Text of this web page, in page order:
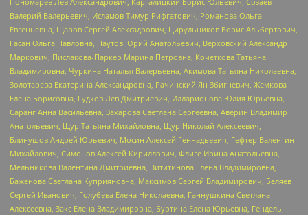
Валерий Валерьевич, Исламов Тимур Рифгатович, Романова Ольга
Евгеньевна, Щаров Сергей Алексадрович, Цирульников Борис Альбертович,
Гасан Ольга Павловна, Паутов Юрий Анатольевич, Верховский Александр
Маркович, Пислакова-Паркер Марина Петровна, Кочеткова Татьяна
Владимировна, Чуркина Наталья Валерьевна, Акимова Татьяна Николаевна,
Золотарева Екатерина Александровна, Рачинский Ян Збигневич, Жемкова
Елена Борисовна, Гудков Лев Дмитриевич, Илларионова Юлия Юрьевна,
Саранг Анна Васильевна, Захарова Светлана Сергеевна, Аверин Владимир
Анатольевич, Щур Татьяна Михайловна, Щур Николай Алексеевич,
Блинушов Андрей Юрьевич, Мосин Алексей Геннадьевич, Гефтер Валентин
Михайлович, Симонов Алексей Кириллович, Флиге Ирина Анатольевна,
Мельникова Валентина Дмитриевна, Вититинова Елена Владимировна,
Баженова Светлана Куприяновна, Максимов Сергей Владимирович, Беляев
Сергей Иванович, Голубева Елена Николаевна, Ганнушкина Светлана
Алексеевна, Закс Елена Владимировна, Буртина Елена Юрьевна, Гендель